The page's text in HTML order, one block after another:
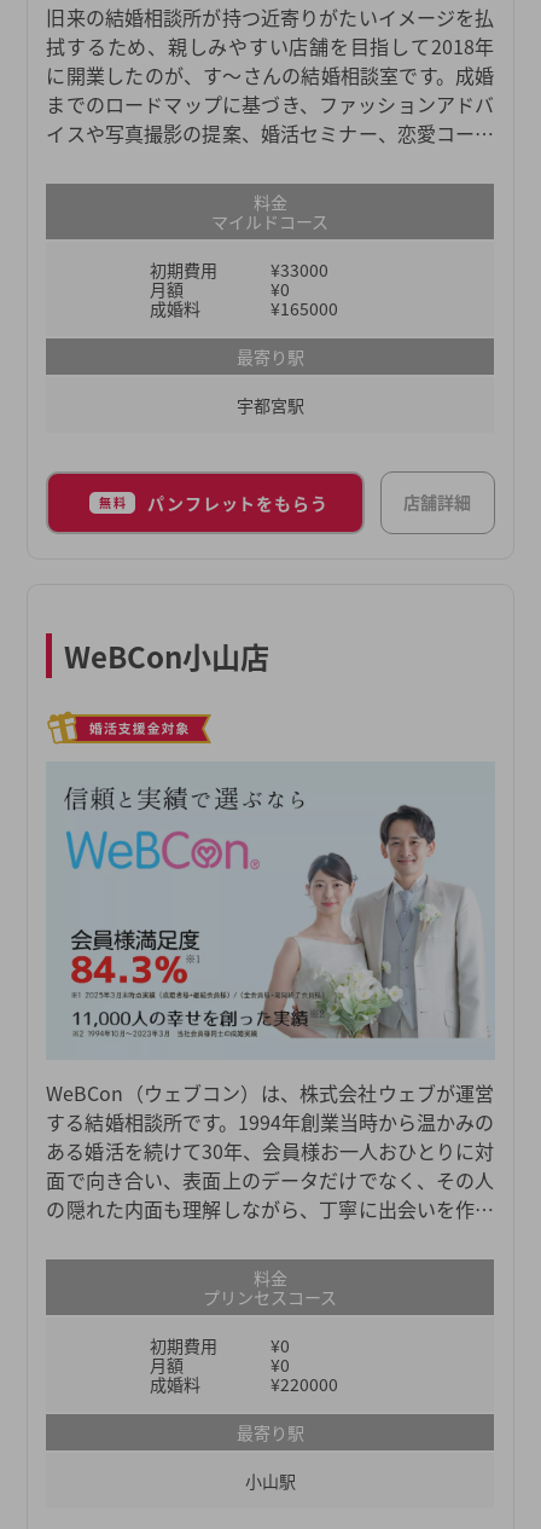
旧来の結婚相談所が持つ近寄りがたいイメージを払
拭するため、親しみやすい店舗を目指して2018年
に開業したのが、す～さんの結婚相談室です。成婚
までのロードマップに基づき、ファッションアドバ
イスや写真撮影の提案、婚活セミナー、恋愛コーチ
たします。
料金
マイルドコース
初期費用
¥33000
月額
¥0
成婚料
¥165000
最寄り駅
宇都宮駅
無料 パンフレットをもらう 店舗詳細
WeBCon小山店
WeBCon（ウェブコン）は、株式会社ウェブが運営
する結婚相談所です。1994年創業当時から温かみの
ある婚活を続けて30年、会員様お一人おひとりに対
面で向き合い、表面上のデータだけでなく、その人
の隠れた内面も理解しながら、丁寧に出会いを作っ
80%を超える会員の満足度が物語っています。成婚
を第一に目指す結婚相談所WeBConで、素敵な出会
いを実現しましょう。
料金
プリンセスコース
初期費用
¥0
月額
¥0
成婚料
¥220000
最寄り駅
小山駅